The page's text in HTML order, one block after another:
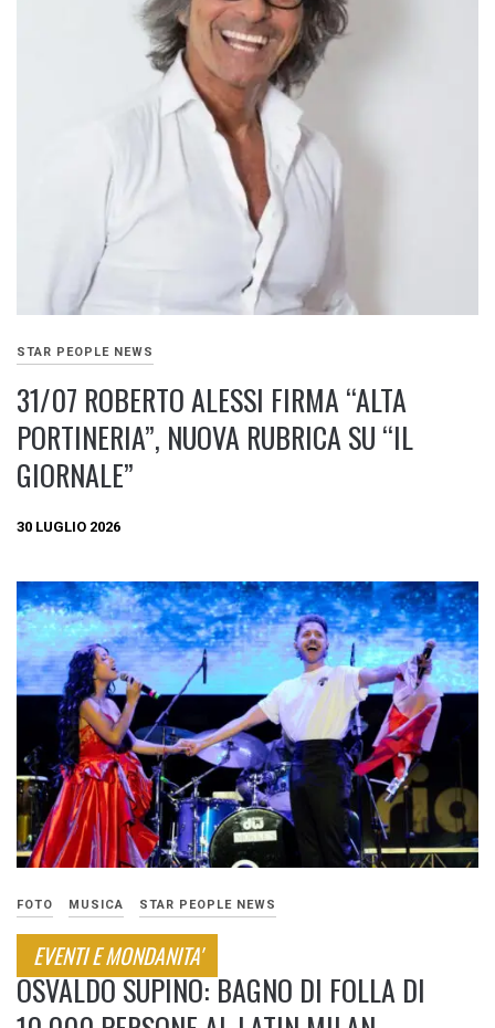
STAR PEOPLE NEWS
31/07 ROBERTO ALESSI FIRMA “ALTA
PORTINERIA”, NUOVA RUBRICA SU “IL
GIORNALE”
30 LUGLIO 2026
FOTO MUSICA STAR PEOPLE NEWS
EVENTI E MONDANITA'
OSVALDO SUPINO: BAGNO DI FOLLA DI